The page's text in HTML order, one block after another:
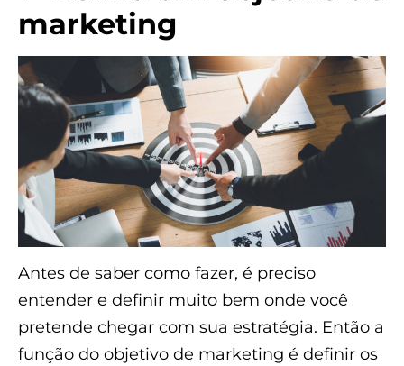
marketing
Antes de saber como fazer, é preciso
entender e definir muito bem onde você
pretende chegar com sua estratégia. Então a
função do objetivo de marketing é definir os